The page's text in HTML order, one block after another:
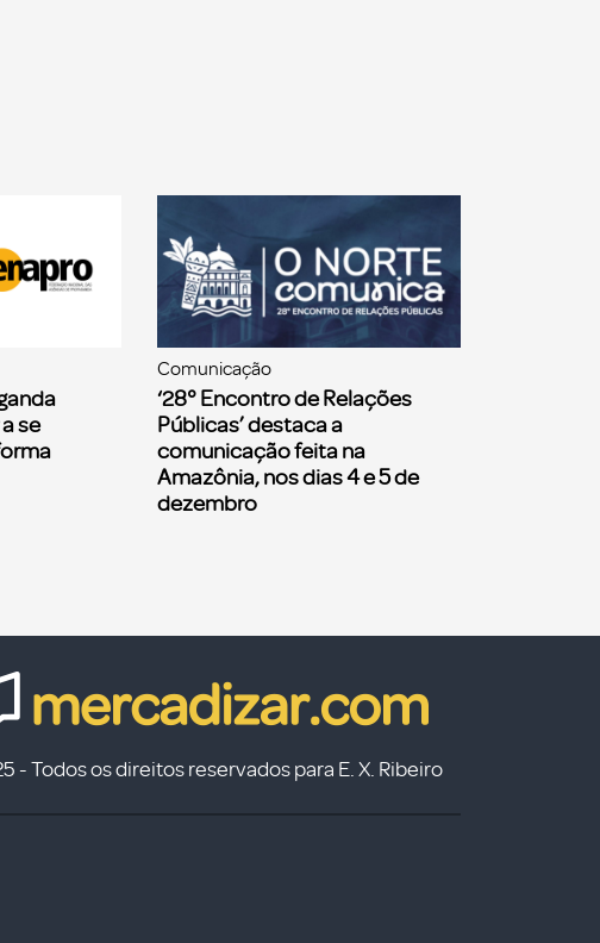
se
Comunicação
‘28° Encontro de Relações
Públicas’ destaca a
comunicação feita na
Amazônia, nos dias 4 e 5 de
dezembro
- Todos os direitos reservados para E. X. Ribeiro